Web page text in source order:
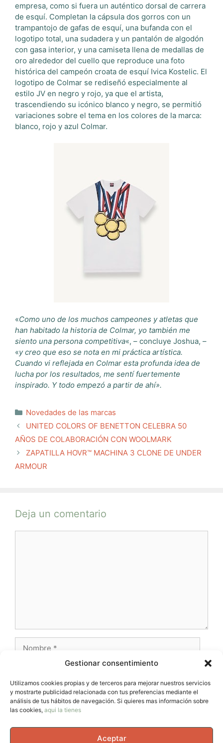
Gestionar consentimiento
Utilizamos cookies propias y de terceros para mejorar nuestros servicios
y mostrarte publicidad relacionada con tus preferencias mediante el
análisis de tus hábitos de navegación. Si quieres mas información sobre
las cookies, aqui la tienes
Aceptar
empresa, como si fuera un auténtico dorsal de carrera
de esquí. Completan la cápsula dos gorros con un
trampantojo de gafas de esquí, una bufanda con el
logotipo total, una sudadera y un pantalón de algodón
con gasa interior, y una camiseta llena de medallas de
oro alrededor del cuello que reproduce una foto
histórica del campeón croata de esquí Ivica Kostelic. El
logotipo de Colmar se rediseñó especialmente al
estilo JV en negro y rojo, ya que el artista,
trascendiendo su icónico blanco y negro, se permitió
variaciones sobre el tema en los colores de la marca:
blanco, rojo y azul Colmar.
«Como uno de los muchos campeones y atletas que
han habitado la historia de Colmar, yo también me
siento una persona competitiva«, – concluye Joshua, –
«y creo que eso se nota en mi práctica artística.
Cuando vi reflejada en Colmar esta profunda idea de
lucha por los resultados, me sentí fuertemente
inspirado. Y todo empezó a partir de ahí».
Categorías
Novedades de las marcas
UNITED COLORS OF BENETTON CELEBRA 50
AÑOS DE COLABORACIÓN CON WOOLMARK
ZAPATILLA HOVR™ MACHINA 3 CLONE DE UNDER
ARMOUR
Deja un comentario
electrónico
Web